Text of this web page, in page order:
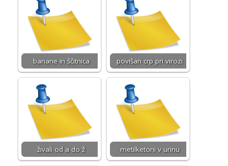
banane in ščitnica povišan crp pri virozi
živali od a do ž metilketoni v urinu